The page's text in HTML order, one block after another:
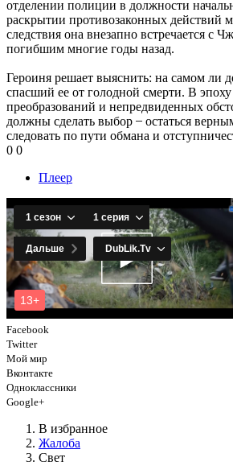
отделении полиции в должности
раскрытии противозаконных действий
следствия она внезапно встречается
погибшим многие
Героиня решает выяснить: на самом ли
спасший ее от голодной смерти. В
преобразований и непредвиденных
должны сделать выбор ̶ остаться
следовать по пути обмана и
0 0
Плеер
Facebook
Twitter
Мой мир
Вконтакте
Одноклассники
Google+
В избранное
Жалоба
Свет